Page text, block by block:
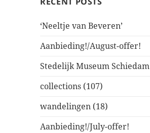
‘Neeltje van Beveren’
Aanbieding!/August-offer!
Stedelijk Museum Schiedam
collections (107)
wandelingen (18)
Aanbieding!/July-offer!